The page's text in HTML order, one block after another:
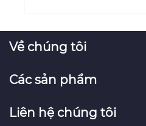
Về chúng tôi
Các sản phẩm
Liên hệ chúng tôi